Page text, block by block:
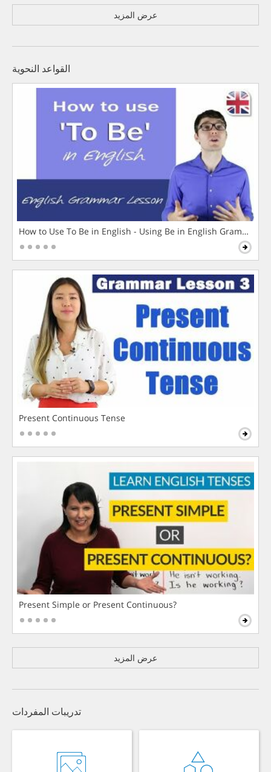
عرض المزيد
القواعد النحوية
How to Use To Be in English - Using Be in English Grammar
Present Continuous Tense
Present Simple or Present Continuous?
عرض المزيد
تدريبات المفردات